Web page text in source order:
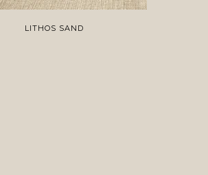
LITHOS SAND